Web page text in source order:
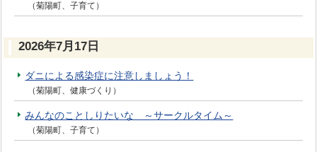
（菊陽町、子育て）
2026年7月17日
ダニによる感染症に注意しましょう！
（菊陽町、健康づくり）
みんなのことしりたいな ～サークルタイム～
（菊陽町、子育て）